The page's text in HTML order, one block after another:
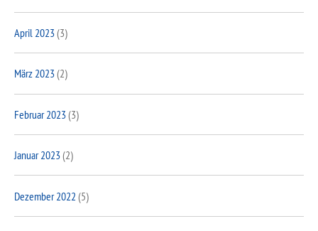
April 2023(3)
März 2023(2)
Februar 2023(3)
Januar 2023(2)
Dezember 2022 (5)